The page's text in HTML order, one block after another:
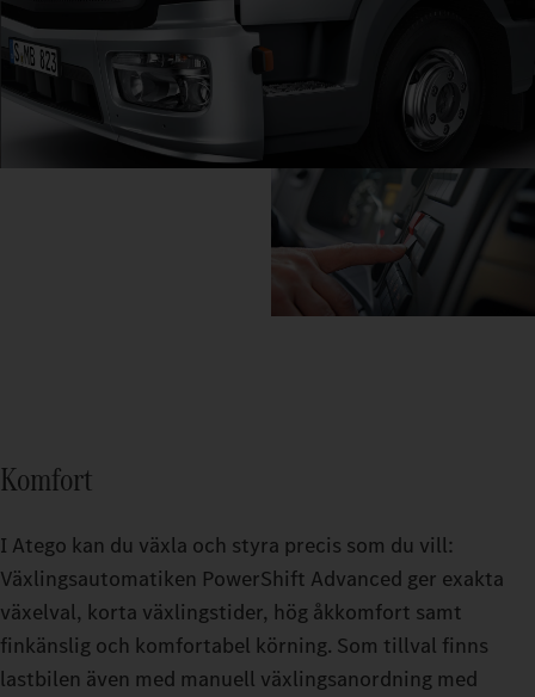
Komfort
I Atego kan du växla och styra precis som du vill:
Växlingsautomatiken PowerShift Advanced ger exakta
växelval, korta växlingstider, hög åkkomfort samt
finkänslig och komfortabel körning. Som tillval finns
lastbilen även med manuell växlingsanordning med